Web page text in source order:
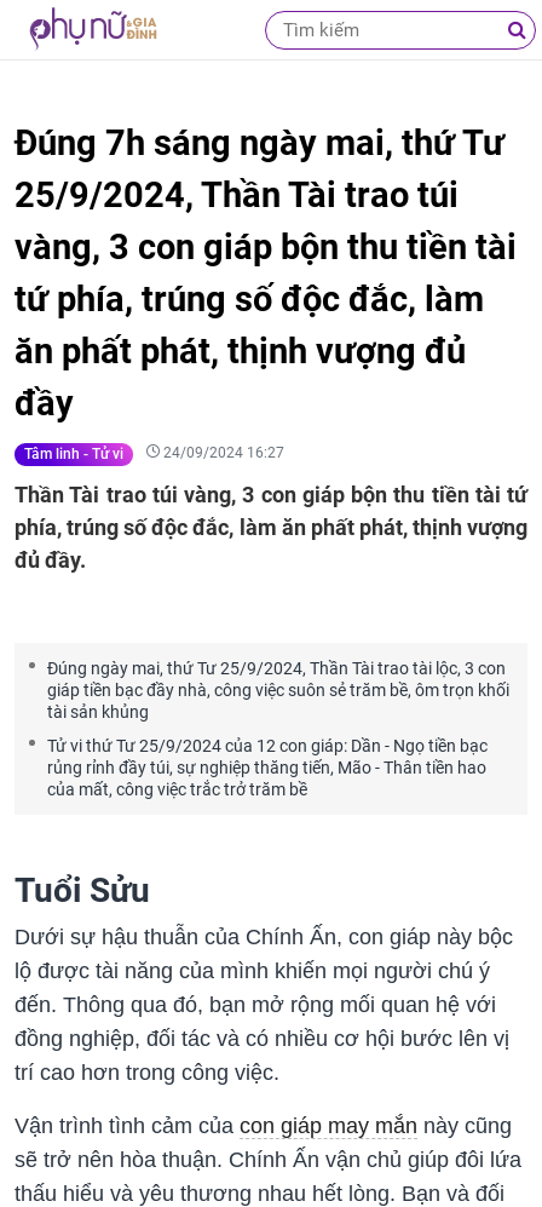
Đúng 7h sáng ngày mai, thứ Tư
25/9/2024, Thần Tài trao túi
vàng, 3 con giáp bộn thu tiền tài
tứ phía, trúng số độc đắc, làm
ăn phất phát, thịnh vượng đủ
đầy
Tâm linh - Tử vi 24/09/2024 16:27
Thần Tài trao túi vàng, 3 con giáp bộn thu tiền tài tứ
phía, trúng số độc đắc, làm ăn phất phát, thịnh vượng
đủ đầy.
Đúng ngày mai, thứ Tư 25/9/2024, Thần Tài trao tài lộc, 3 con
giáp tiền bạc đầy nhà, công việc suôn sẻ trăm bề, ôm trọn khối
tài sản khủng
Tử vi thứ Tư 25/9/2024 của 12 con giáp: Dần - Ngọ tiền bạc
rủng rỉnh đầy túi, sự nghiệp thăng tiến, Mão - Thân tiền hao
của mất, công việc trắc trở trăm bề
Tuổi Sửu
Dưới sự hậu thuẫn của Chính Ấn, con giáp này bộc
lộ được tài năng của mình khiến mọi người chú ý
đến. Thông qua đó, bạn mở rộng mối quan hệ với
đồng nghiệp, đối tác và có nhiều cơ hội bước lên vị
trí cao hơn trong công việc.
Vận trình tình cảm của con giáp may mắn này cũng
sẽ trở nên hòa thuận. Chính Ấn vận chủ giúp đôi lứa
thấu hiểu và yêu thương nhau hết lòng. Bạn và đối